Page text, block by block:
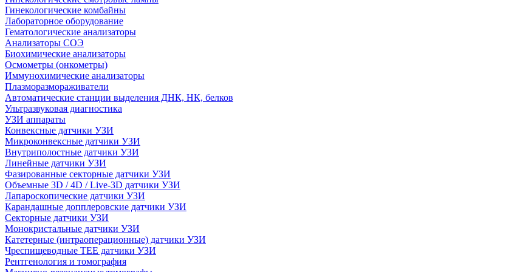
Гинекологические комбайны
Лабораторное оборудование
Гематологические анализаторы
Анализаторы СОЭ
Биохимические анализаторы
Осмометры (онкометры)
Иммунохимические анализаторы
Плазморазмораживатели
Автоматические станции выделения ДНК, НК, белков
Ультразвуковая диагностика
УЗИ аппараты
Конвексные датчики УЗИ
Микроконвексные датчики УЗИ
Внутриполостные датчики УЗИ
Линейные датчики УЗИ
Фазированные секторные датчики УЗИ
Объемные 3D / 4D / Live-3D датчики УЗИ
Лапароскопические датчики УЗИ
Карандашные допплеровские датчики УЗИ
Секторные датчики УЗИ
Монокристальные датчики УЗИ
Катетерные (интраоперационные) датчики УЗИ
Чреспищеводные TEE датчики УЗИ
Рентгенология и томография